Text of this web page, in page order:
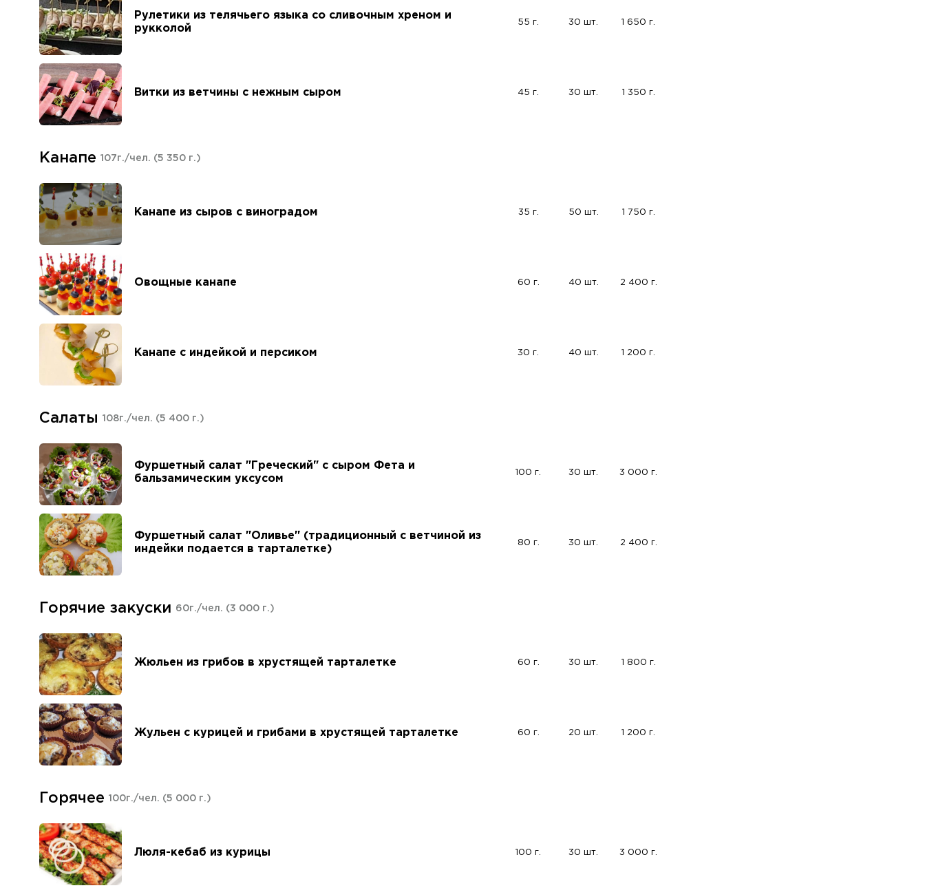
Рулетики из телячьего языка со сливочным хреном и
рукколой
55 г. 30 шт. 1 650 г.
Витки из ветчины с нежным сыром 45 г. 30 шт. 1 350 г.
Канапе 107г./чел. (5 350 г.)
Канапе из сыров с виноградом 35 г. 50 шт. 1 750 г.
Овощные канапе 60 г. 40 шт. 2 400 г.
Канапе с индейкой и персиком 30 г. 40 шт. 1 200 г.
Салаты 108г./чел. (5 400 г.)
Фуршетный салат "Греческий" с сыром Фета и
бальзамическим уксусом
100 г. 30 шт. 3 000 г.
Фуршетный салат "Оливье" (традиционный с ветчиной из
индейки подается в тарталетке)
80 г. 30 шт. 2 400 г.
Горячие закуски 60г./чел. (3 000 г.)
Жюльен из грибов в хрустящей тарталетке 60 г. 30 шт. 1 800 г.
Жульен с курицей и грибами в хрустящей тарталетке 60 г. 20 шт. 1 200 г.
Горячее 100г./чел. (5 000 г.)
Люля-кебаб из курицы 100 г. 30 шт. 3 000 г.